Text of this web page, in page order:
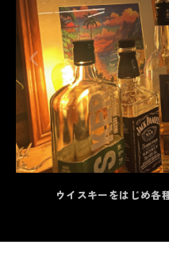
ウイスキーをはじめ各